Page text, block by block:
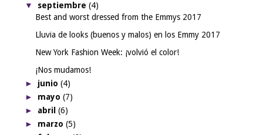
▼ septiembre (4)
Best and worst dressed from the Emmys 2017
Lluvia de looks (buenos y malos) en los Emmy 2017
New York Fashion Week: ¡volvió el color!
¡Nos mudamos!
► junio (4)
► mayo (7)
► abril (6)
► marzo (5)